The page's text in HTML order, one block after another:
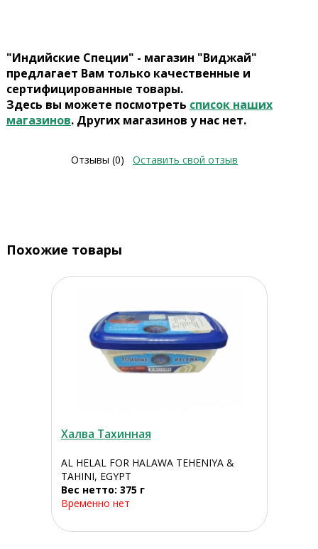
"Индийские Специи" - магазин "Виджай"
предлагает Вам только качественные и
сертифицированные товары.
Здесь вы можете посмотреть список наших
магазинов. Других магазинов у нас нет.
Отзывы (0) Оставить свой отзыв
Похожие товары
Халва Тахинная
AL HELAL FOR HALAWA TEHENIYA &
TAHINI, EGYPT
Вес нетто: 375 г
Временно нет